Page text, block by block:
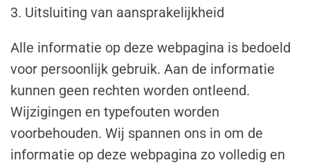
3. Uitsluiting van aansprakelijkheid
Alle informatie op deze webpagina is bedoeld
voor persoonlijk gebruik. Aan de informatie
kunnen geen rechten worden ontleend.
Wijzigingen en typefouten worden
voorbehouden. Wij spannen ons in om de
informatie op deze webpagina zo volledig en